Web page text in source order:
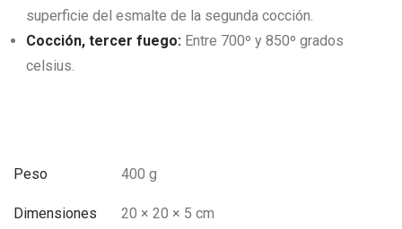
superficie del esmalte de la segunda cocción.
Cocción, tercer fuego: Entre 700º y 850º grados
celsius.
Peso 400 g
Dimensiones 20 × 20 × 5 cm